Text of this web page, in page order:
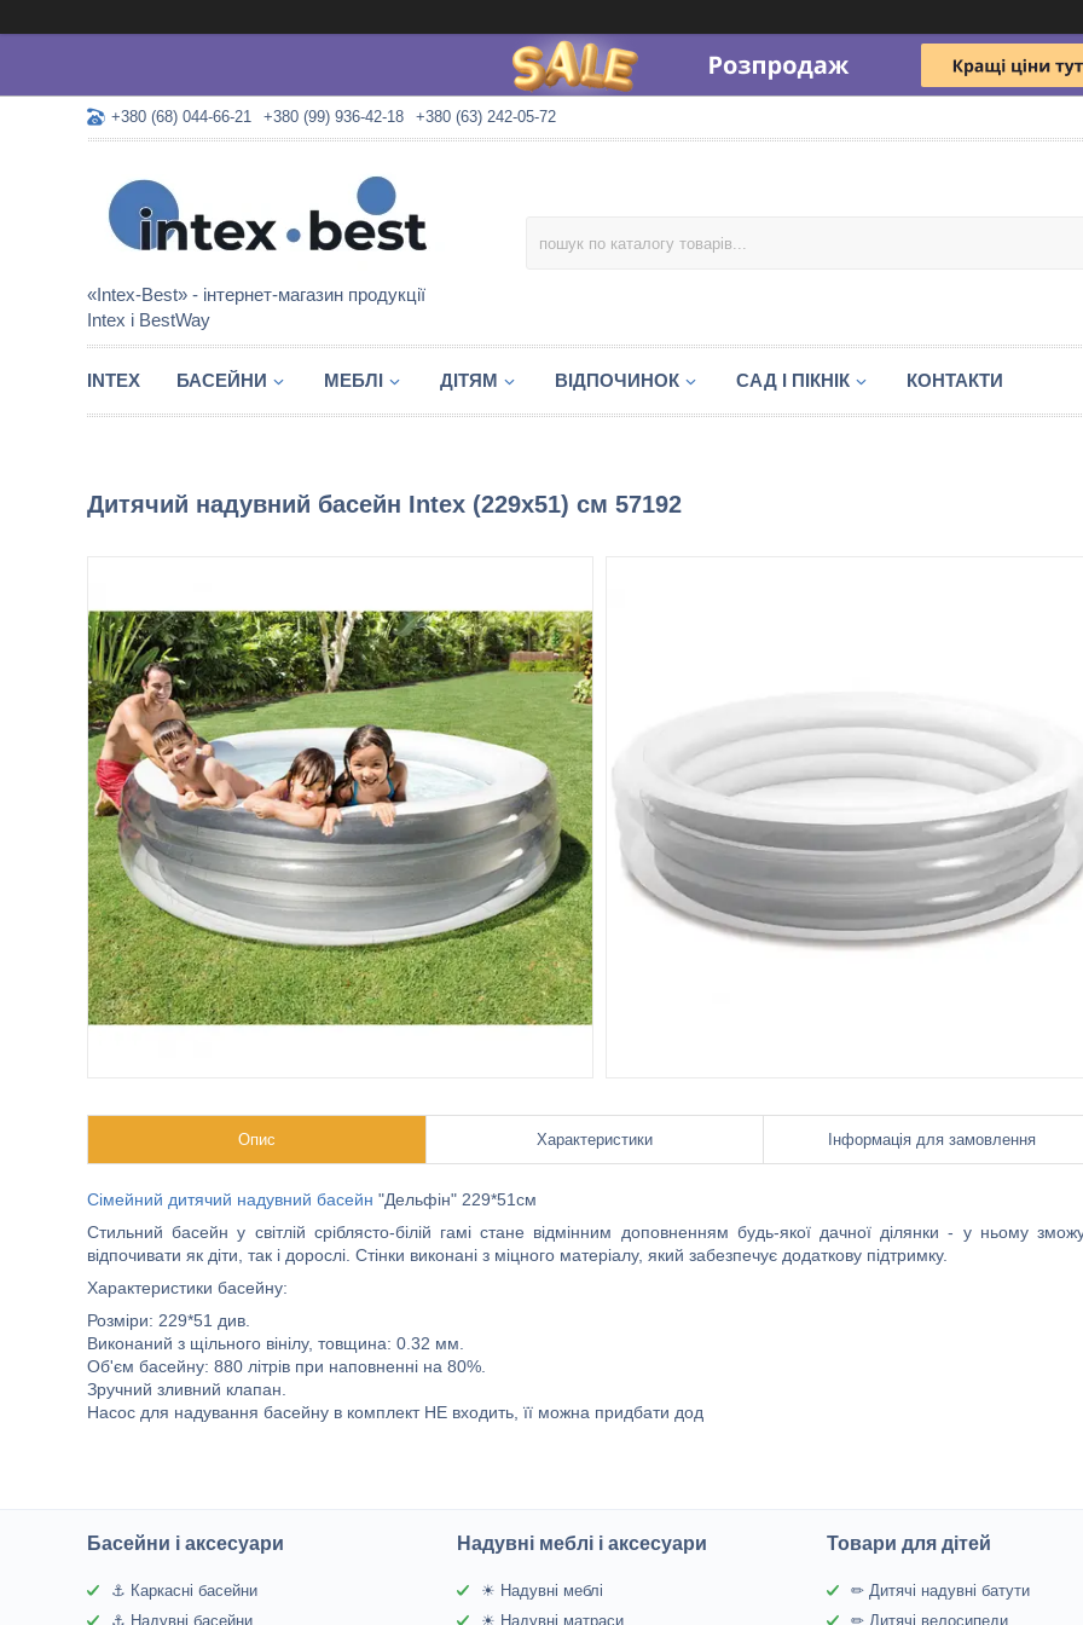
+380 (68) 044-66-21 +380 (99) 936-42-18 +380 (63) 242-05-72
«Intex-Best» - інтернет-магазин продукції
Intex і BestWay
INTEX БАСЕЙНИ МЕБЛІ ДІТЯМ ВІДПОЧИНОК САД І ПІКНІК КОНТАКТИ
Дитячий надувний басейн Intex (229х51) см 57192
Опис Характеристики Інформація для замовлення
Сімейний дитячий надувний басейн "Дельфін" 229*51см
Стильний басейн у світлій сріблясто-білій гамі стане відмінним доповненням будь-якої дачної ділянки - у ньому
відпочивати як діти, так і дорослі. Стінки виконані з міцного матеріалу, який забезпечує додаткову підтримку.
Характеристики басейну:
Розміри: 229*51 див.
Виконаний з щільного вінілу, товщина: 0.32 мм.
Об'єм басейну: 880 літрів при наповненні на 80%.
Зручний зливний клапан.
Насос для надування басейну в комплект НЕ входить, її можна придбати дод
Басейни і аксесуари
⚓ Каркасні басейни
⚓ Надувні басейни
Надувні меблі і аксесуари
☀ Надувні меблі
☀ Надувні матраси
Товари для дітей
✏ Дитячі надувні батути
✏ Дитячі велосипеди